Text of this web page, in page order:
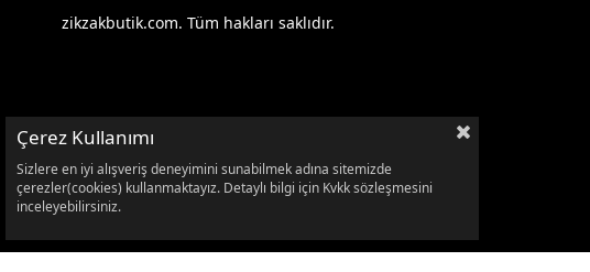
zikzakbutik.com. Tüm hakları saklıdır.
Çerez Kullanımı
Sizlere en iyi alışveriş deneyimini sunabilmek adına sitemizde
çerezler(cookies) kullanmaktayız. Detaylı bilgi için Kvkk sözleşmesini
inceleyebilirsiniz.